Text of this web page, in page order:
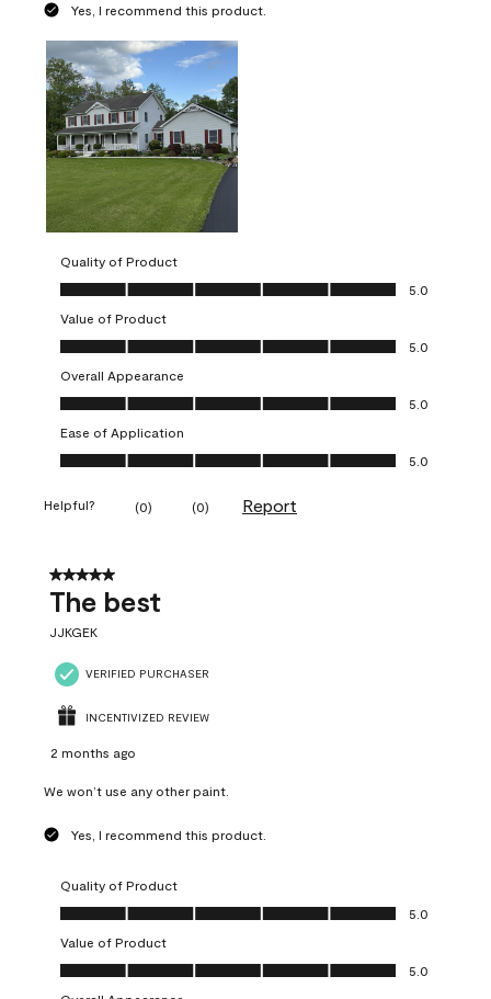
Yes, I recommend this product.
Quality of Product
Quality of Product, 5.0 out of 5
5.0
Value of Product
Value of Product, 5.0 out of 5
5.0
Overall Appearance
Overall Appearance, 5.0 out of 5
5.0
Ease of Application
Ease of Application, 5.0 out of 5
5.0
Helpful? (0) (0) Report
5 out of 5 stars.
The best
JJKGEK
VERIFIED PURCHASER
INCENTIVIZED REVIEW
2 months ago
We won’t use any other paint.
Yes, I recommend this product.
Quality of Product
Quality of Product, 5.0 out of 5
5.0
Value of Product
Value of Product, 5.0 out of 5
5.0